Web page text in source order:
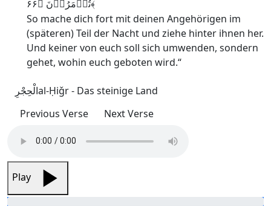
تُؤۡمَرُوۡنَ ﴿۶۶﴾
So mache dich fort mit deinen Angehörigen im
(späteren) Teil der Nacht und ziehe hinter ihnen her.
Und keiner von euch soll sich umwenden, sondern
gehet, wohin euch geboten wird.“
الْحِجْرِal-Ḥiǧr - Das steinige Land
Previous Verse
Next Verse
Play